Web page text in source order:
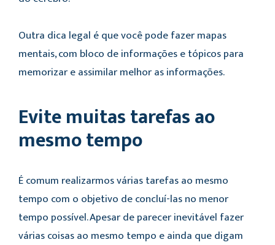
Outra dica legal é que você pode fazer mapas
mentais, com bloco de informações e tópicos para
memorizar e assimilar melhor as informações.
Evite muitas tarefas ao
mesmo tempo
É comum realizarmos várias tarefas ao mesmo
tempo com o objetivo de concluí-las no menor
tempo possível. Apesar de parecer inevitável fazer
várias coisas ao mesmo tempo e ainda que digam